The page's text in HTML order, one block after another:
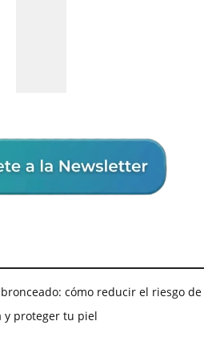
cómo reducir el riesgo de
y proteger tu piel